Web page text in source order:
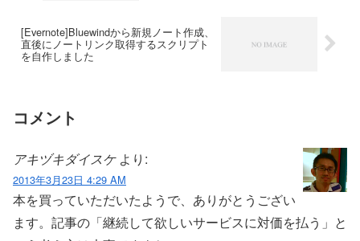
[Evernote]Bluewindから新規ノート作成、
直後にノートリンク取得するスクリプト
を自作しました
コメント
アキヅキダイスケ より:
2013年3月23日 4:29 AM
本を買っていただいたようで、ありがとうござい
ます。記事の「継続して欲しいサービスに対価を払う」と